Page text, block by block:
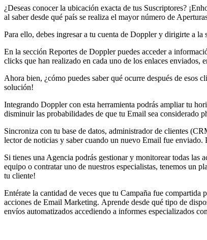
¿Deseas conocer la ubicación exacta de tus Suscriptores?
al saber desde qué país se realiza el mayor número de
Para ello, debes ingresar a tu cuenta de Doppler y dirigirte a
En la sección Reportes de Doppler puedes acceder a
clicks que han realizado en cada uno de los enlaces enviados,
Ahora bien, ¿cómo puedes saber qué ocurre después de esos
solución!
Integrando Doppler con esta herramienta podrás ampliar tu
disminuir las probabilidades de que tu Email sea considerado
Sincroniza con tu base de datos, administrador de clientes
lector de noticias y saber cuando un nuevo Email fue enviado.
Si tienes una Agencia podrás gestionar y monitorear todas las
equipo o contratar uno de nuestros especialistas, tenemos un
tu cliente!
Entérate la cantidad de veces que tu Campaña fue
acciones de Email Marketing. Aprende desde qué tipo de
envíos automatizados accediendo a informes especializados